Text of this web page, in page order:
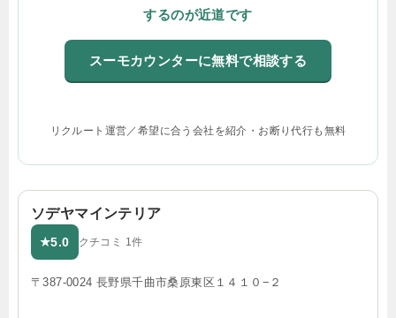
するのが近道です
スーモカウンターに無料で相談する
リクルート運営／希望に合う会社を紹介・お断り代行も無料
ソデヤマインテリア
★5.0 クチコミ 1件
〒387-0024 長野県千曲市桑原東区１４１０−２